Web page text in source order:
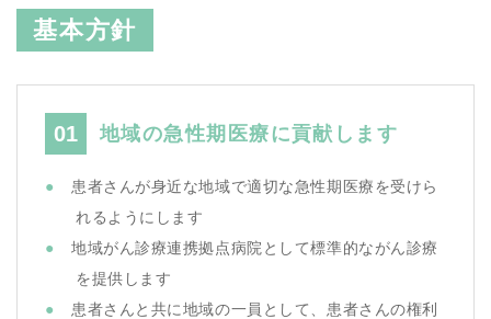
基本方針
01 地域の急性期医療に貢献します
患者さんが身近な地域で適切な急性期医療を受けら
れるようにします
地域がん診療連携拠点病院として標準的ながん診療
を提供します
患者さんと共に地域の一員として、患者さんの権利